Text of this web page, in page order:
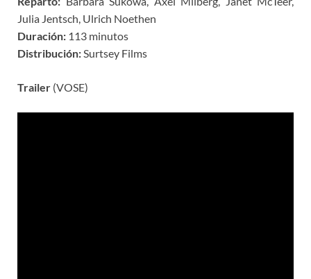
Julia Jentsch, Ulrich Noethen
Duración: 113 minutos
Distribución:Surtsey Films
Trailer (VOSE)